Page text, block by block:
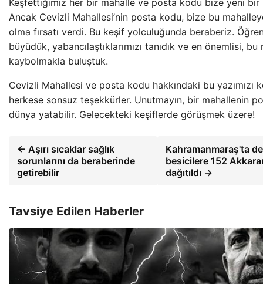
Keşfettiğimiz her bir mahalle ve posta kodu bize yeni bir
Ancak Cevizli Mahallesi’nin posta kodu, bize bu
olma fırsatı verdi. Bu keşif yolculuğunda beraberiz.
büyüdük, yabancılaştıklarımızı tanıdık ve en önemlisi,
kaybolmakla buluştuk.
Cevizli Mahallesi ve posta kodu hakkındaki bu yazımızı
herkese sonsuz teşekkürler. Unutmayın, bir mahallenin
dünya yatabilir. Gelecekteki keşiflerde görüşmek üzere!
← Aşırı sıcaklar sağlık
sorunlarını da beraberinde
getirebilir
Kahramanmaraş'ta
besicilere 152
dağıtıldı →
Tavsiye Edilen Haberler